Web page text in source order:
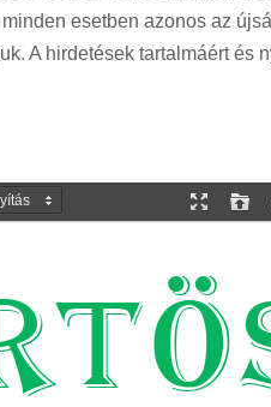
esetben azonos az
A hirdetések tartalmáért és